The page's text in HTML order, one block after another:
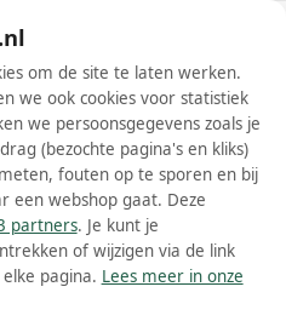
Wis filters Alle filters
om de site te laten werken.
we ook cookies voor statistiek
we persoonsgegevens zoals je
(bezochte pagina's en kliks)
fouten op te sporen en bij
een webshop gaat. Deze
partners. Je kunt je
of wijzigen via de link
pagina. Lees meer in onze